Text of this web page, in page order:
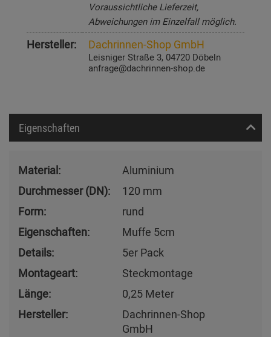
Voraussichtliche Lieferzeit,
Abweichungen im Einzelfall möglich.
Hersteller: Dachrinnen-Shop GmbH
Leisniger Straße 3, 04720 Döbeln
anfrage@dachrinnen-shop.de
Eigenschaften
Material:
Aluminium
Durchmesser (DN):
120 mm
Form:
rund
Eigenschaften:
Muffe 5cm
Details:
5er Pack
Montageart:
Steckmontage
Länge:
0,25 Meter
Hersteller:
Dachrinnen-Shop
GmbH